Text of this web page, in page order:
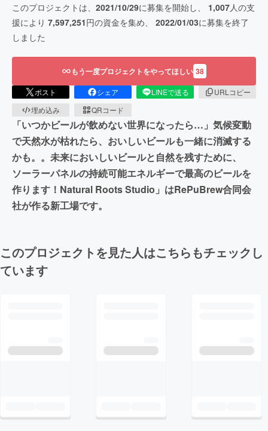
このプロジェクトは、 2021/10/29に募集を開始し、 1,007人の支
援により 7,597,251円の資金を集め、 2022/01/03に募集を終了
しました
もう一度プロジェクトをやってほしい 38
ポスト シェア LINEで送る
URLコピー
埋め込み
QRコード
「いつかビールが飲めない世界になったら…」気候変動
で天然水が枯れたら、おいしいビールも一緒に消滅する
かも。。未来においしいビールと自然を残すために、
ソーラーパネルの持続可能エネルギーで最高のビールを
作ります！Natural Roots Studio」はRePuBrew合同会
社が作る新工場です。
このプロジェクトを見た人はこちらもチェックし
ています